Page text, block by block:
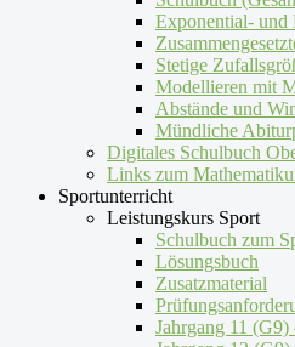
Exponential- und
Stetige
Modellieren mit
Abstände und
Mündliche
Digitales Schulbuch
Links zum
Sportunterricht
Leistungskurs Sport
Schulbuch zum
Lösungsbuch
Zusatzmaterial
Jahrgang 11 (G9)